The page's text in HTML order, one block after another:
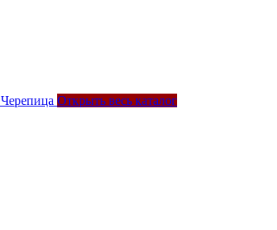
Черепица Открыть весь каталог